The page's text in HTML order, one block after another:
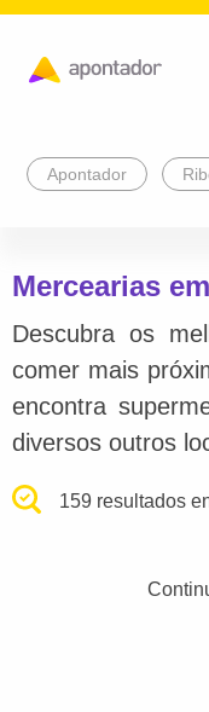
Apontador
Mercearias
Descubra os
comer mais
encontra
diversos outros
159 resultados